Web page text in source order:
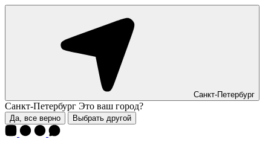
Санкт-Петербург
Санкт-Петербург Это ваш город?
Да, все верно Выбрать другой